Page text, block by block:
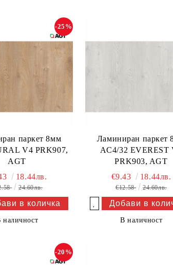
паркет 8мм
V4 PRK907,
AGT
-25%
18.44лв.
24.60лв.
наличност
Ламиниран паркет
AC4/32 EVEREST
PRK903, AGT
€9.43 18.44лв.
€12.58 24.60лв.
В наличност
-20%